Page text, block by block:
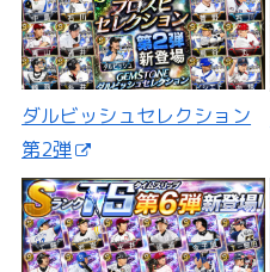
ダルビッシュセレクション
第2弾